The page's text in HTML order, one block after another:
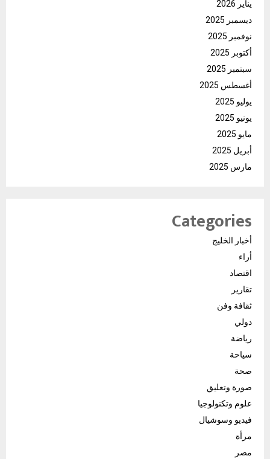
يناير 2026
ديسمبر 2025
نوفمبر 2025
أكتوبر 2025
سبتمبر 2025
أغسطس 2025
يوليو 2025
يونيو 2025
مايو 2025
أبريل 2025
مارس 2025
Categories
أخبار الخليج
أراء
اقتصاد
تقارير
ثقافة وفن
دولي
رياضة
سياحة
صحة
صورة وتعليق
علوم وتكنولوجيا
فيديو وسوشيال
مرأة
مصر